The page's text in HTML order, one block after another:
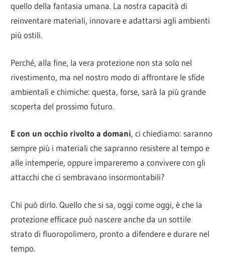
quello della fantasia umana. La nostra capacità di
reinventare materiali, innovare e adattarsi agli ambienti
più ostili.
Perché, alla fine, la vera protezione non sta solo nel
rivestimento, ma nel nostro modo di affrontare le sfide
ambientali e chimiche: questa, forse, sarà la più grande
scoperta del prossimo futuro.
E con un occhio rivolto a domani, ci chiediamo: saranno
sempre più i materiali che sapranno resistere al tempo e
alle intemperie, oppure impareremo a convivere con gli
attacchi che ci sembravano insormontabili?
Chi può dirlo. Quello che si sa, oggi come oggi, è che la
protezione efficace può nascere anche da un sottile
strato di fluoropolimero, pronto a difendere e durare nel
tempo.